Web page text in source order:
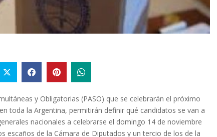
y Obligatorias (PASO) que se celebrarán el próximo
toda la Argentina, permitirán definir qué candidatos se van a
nacionales a celebrarse el domingo 14 de noviembre
escaños de la Cámara de Diputados y un tercio de los de la